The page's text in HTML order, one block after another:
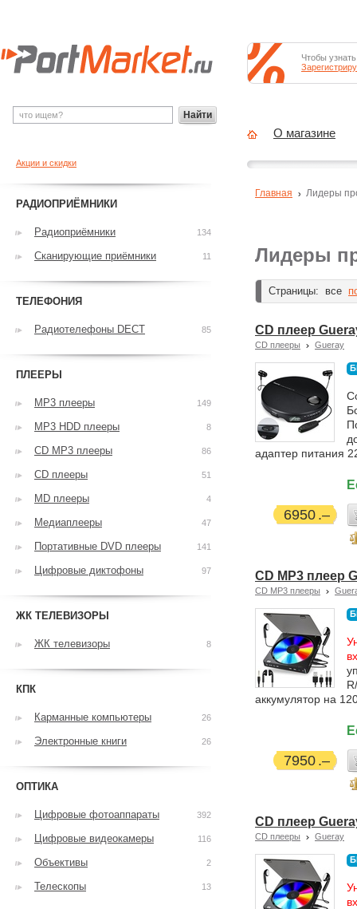
Лидеры
Страницы: все
CD плеер
CD плееры Gueray
адаптер питания
6950
CD MP3 плеер
CD MP3 плееры
аккумулятор на
7950
CD плеер
CD плееры Gueray
Главная Лидеры
Акции и скидки
РАДИОПРИЁМНИКИ
Радиоприёмники 134
Сканирующие приёмники 11
ТЕЛЕФОНИЯ
Радиотелефоны DECT 85
ПЛЕЕРЫ
MP3 плееры 149
MP3 HDD плееры 8
CD MP3 плееры 86
CD плееры 51
MD плееры 4
Медиаплееры 47
Портативные DVD плееры 141
Цифровые диктофоны 97
ЖК ТЕЛЕВИЗОРЫ
ЖК телевизоры 8
КПК
Карманные компьютеры 26
Электронные книги 26
ОПТИКА
Цифровые фотоаппараты 392
Цифровые видеокамеры 116
Объективы 2
Телескопы 13
Найти
Чтобы
О магазине